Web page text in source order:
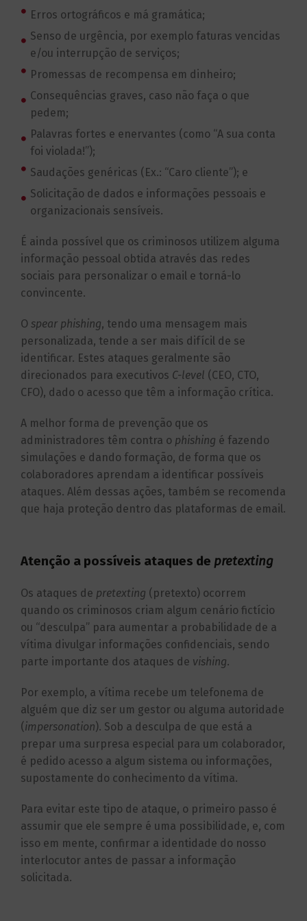
Erros ortográficos e má gramática;
Senso de urgência, por exemplo faturas vencidas
e/ou interrupção de serviços;
Promessas de recompensa em dinheiro;
Consequências graves, caso não faça o que
pedem;
Palavras fortes e enervantes (como “A sua conta
foi violada!”);
Saudações genéricas (Ex.: “Caro cliente”); e
Solicitação de dados e informações pessoais e
organizacionais sensíveis.
É ainda possível que os criminosos utilizem alguma
informação pessoal obtida através das redes
sociais para personalizar o email e torná-lo
convincente.
O spear phishing, tendo uma mensagem mais
personalizada, tende a ser mais difícil de se
identificar. Estes ataques geralmente são
direcionados para executivos C-level (CEO, CTO,
CFO), dado o acesso que têm a informação crítica.
A melhor forma de prevenção que os
administradores têm contra o phishing é fazendo
simulações e dando formação, de forma que os
colaboradores aprendam a identificar possíveis
ataques. Além dessas ações, também se recomenda
que haja proteção dentro das plataformas de email .
Atenção a possíveis ataques de pretexting
Os ataques de pretexting (pretexto) ocorrem
quando os criminosos criam algum cenário fictício
ou “desculpa” para aumentar a probabilidade de a
vítima divulgar informações confidenciais, sendo
parte importante dos ataques de vishing.
Por exemplo, a vítima recebe um telefonema de
alguém que diz ser um gestor ou alguma autoridade
(impersonation). Sob a desculpa de que está a
prepar uma surpresa especial para um colaborador,
é pedido acesso a algum sistema ou informações,
supostamente do conhecimento da vítima.
Para evitar este tipo de ataque, o primeiro passo é
assumir que ele sempre é uma possibilidade, e, com
isso em mente, confirmar a identidade do nosso
interlocutor antes de passar a informação
solicitada.